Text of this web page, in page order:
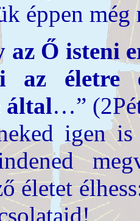
éppen még
az Ő isteni
életre
által…”
igen
életet